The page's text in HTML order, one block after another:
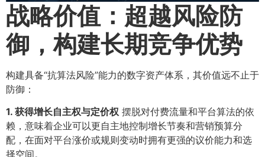
战略价值：超越风险防
御，构建长期竞争优势
构建具备“抗算法风险”能力的数字资产体系，其价值远不止于
防御：
1. 获得增长自主权与定价权 摆脱对付费流量和平台算法的依
赖，意味着企业可以更自主地控制增长节奏和营销预算分
配，在面对平台涨价或规则变动时拥有更强的议价能力和选
择空间。